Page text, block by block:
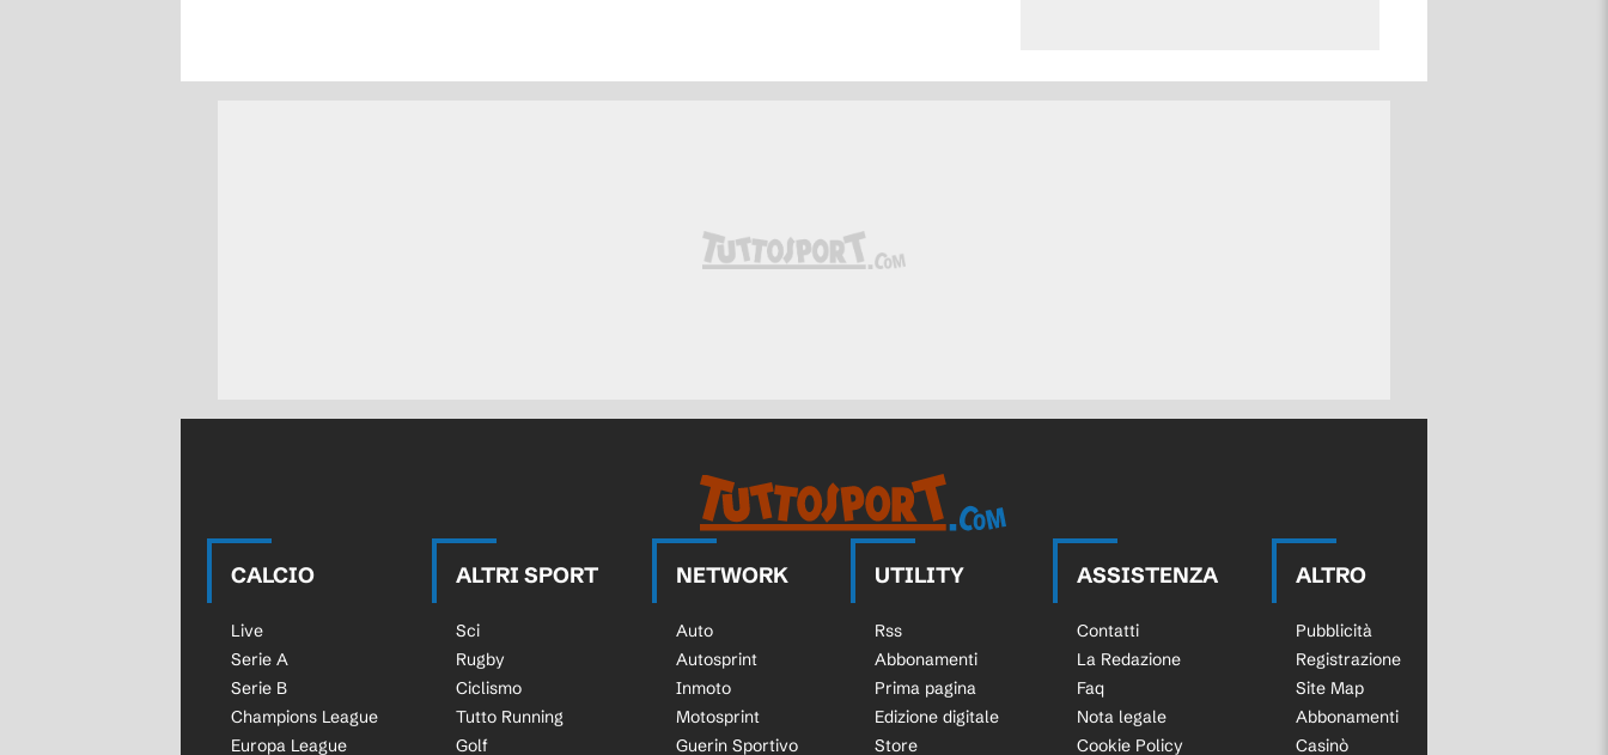
CALCIO
Live
Serie A
Serie B
Champions League
Europa League
ALTRI SPORT
Sci
Rugby
Ciclismo
Tutto Running
Golf
NETWORK
Auto
Autosprint
Inmoto
Motosprint
Guerin Sportivo
UTILITY
Rss
Abbonamenti
Prima pagina
Edizione digitale
Store
ASSISTENZA
Contatti
La Redazione
Faq
Nota legale
Cookie Policy
ALTRO
Pubblicità
Registrazione
Site Map
Abbonamenti
Casinò